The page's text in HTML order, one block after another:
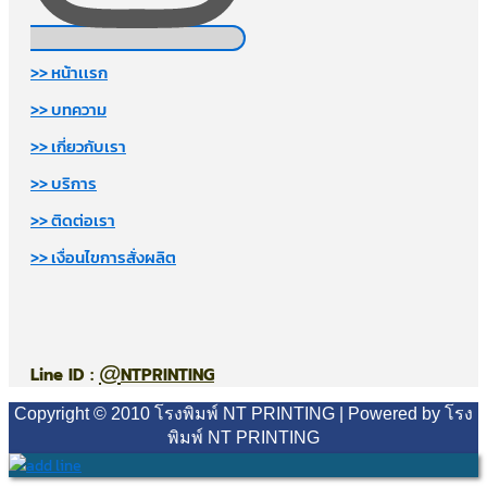
>> หน้าเเรก
>> บทความ
>> เกี่ยวกับเรา
>> บริการ
>> ติดต่อเรา
>> เงื่อนไขการสั่งผลิต
Line ID : @NTPRINTING
Copyright © 2010 โรงพิมพ์ NT PRINTING | Powered by โรง
พิมพ์ NT PRINTING